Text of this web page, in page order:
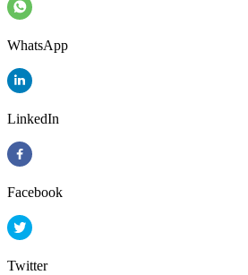
WhatsApp
LinkedIn
Facebook
Twitter